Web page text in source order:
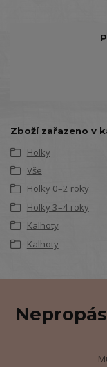
Zboží zařazeno v
Holky
Vše
Holky 0–2 roky
Holky 3–4 roky
Kalhoty
Kalhoty